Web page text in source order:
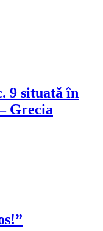
9 situată în
Grecia